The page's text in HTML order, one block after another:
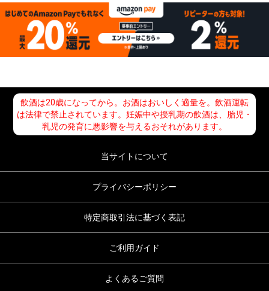
飲酒は20歳になってから。お酒はおいしく適量を。飲酒運転
は法律で禁止されています。妊娠中や授乳期の飲酒は、胎児・
乳児の発育に悪影響を与えるおそれがあります。
当サイトについて
プライバシーポリシー
特定商取引法に基づく表記
ご利用ガイド
よくあるご質問